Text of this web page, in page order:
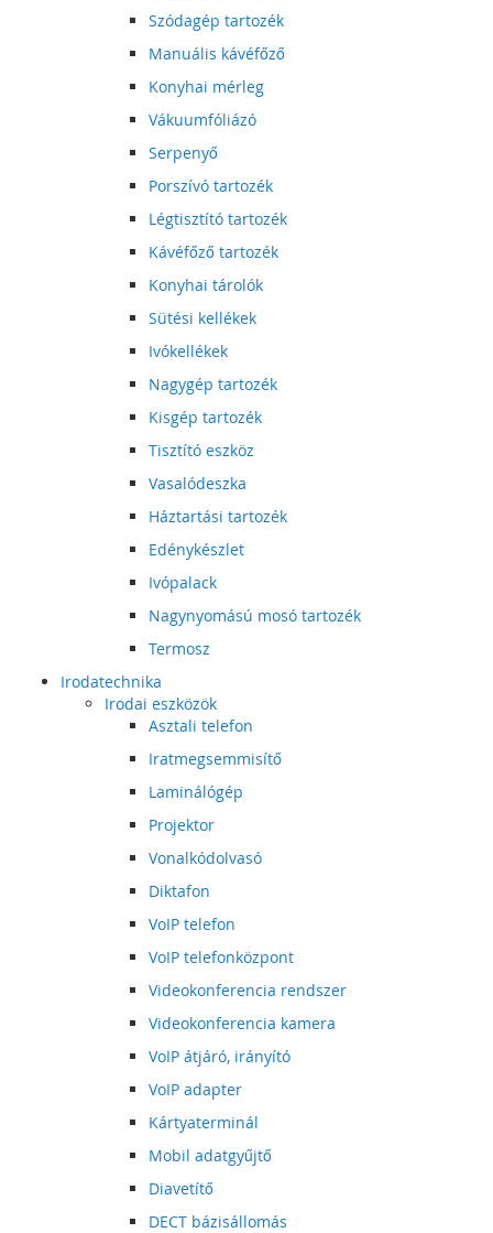
Szódagép tartozék
Manuális kávéfőző
Konyhai mérleg
Vákuumfóliázó
Serpenyő
Porszívó tartozék
Légtisztító tartozék
Kávéfőző tartozék
Konyhai tárolók
Sütési kellékek
Ivókellékek
Nagygép tartozék
Kisgép tartozék
Tisztító eszköz
Vasalódeszka
Háztartási tartozék
Edénykészlet
Ivópalack
Nagynyomású mosó tartozék
Termosz
Irodatechnika
Irodai eszközök
Asztali telefon
Iratmegsemmisítő
Laminálógép
Projektor
Vonalkódolvasó
Diktafon
VoIP telefon
VoIP telefonközpont
Videokonferencia rendszer
Videokonferencia kamera
VoIP átjáró, irányító
VoIP adapter
Kártyaterminál
Mobil adatgyűjtő
Diavetítő
DECT bázisállomás